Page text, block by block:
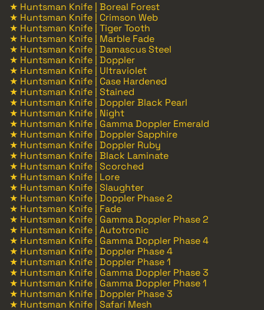
★ Huntsman Knife | Boreal Forest
★ Huntsman Knife | Crimson Web
★ Huntsman Knife | Tiger Tooth
★ Huntsman Knife | Marble Fade
★ Huntsman Knife | Damascus Steel
★ Huntsman Knife | Doppler
★ Huntsman Knife | Ultraviolet
★ Huntsman Knife | Case Hardened
★ Huntsman Knife | Stained
★ Huntsman Knife | Doppler Black Pearl
★ Huntsman Knife | Night
★ Huntsman Knife | Gamma Doppler Emerald
★ Huntsman Knife | Doppler Sapphire
★ Huntsman Knife | Doppler Ruby
★ Huntsman Knife | Black Laminate
★ Huntsman Knife | Scorched
★ Huntsman Knife | Lore
★ Huntsman Knife | Slaughter
★ Huntsman Knife | Doppler Phase 2
★ Huntsman Knife | Fade
★ Huntsman Knife | Gamma Doppler Phase 2
★ Huntsman Knife | Autotronic
★ Huntsman Knife | Gamma Doppler Phase 4
★ Huntsman Knife | Doppler Phase 4
★ Huntsman Knife | Doppler Phase 1
★ Huntsman Knife | Gamma Doppler Phase 3
★ Huntsman Knife | Gamma Doppler Phase 1
★ Huntsman Knife | Doppler Phase 3
★ Huntsman Knife | Safari Mesh